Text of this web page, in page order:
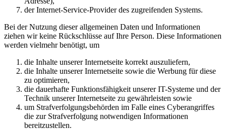
der Internet-Service-Provider des zugreifenden Systems.
Bei der Nutzung dieser allgemeinen Daten und Informationen
ziehen wir keine Rückschlüsse auf Ihre Person. Diese Informationen
werden vielmehr benötigt, um
die Inhalte unserer Internetseite korrekt auszuliefern,
die Inhalte unserer Internetseite sowie die Werbung für diese
zu optimieren,
die dauerhafte Funktionsfähigkeit unserer IT-Systeme und der
Technik unserer Internetseite zu gewährleisten sowie
um Strafverfolgungsbehörden im Falle eines Cyberangriffes
die zur Strafverfolgung notwendigen Informationen
bereitzustellen.